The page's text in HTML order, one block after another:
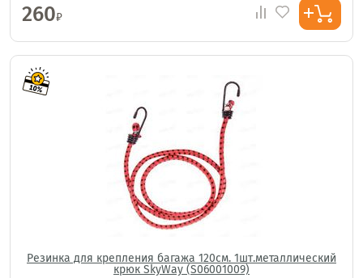
260₽
Резинка для крепления багажа 120см. 1шт.металлический
крюк SkyWay (S06001009)